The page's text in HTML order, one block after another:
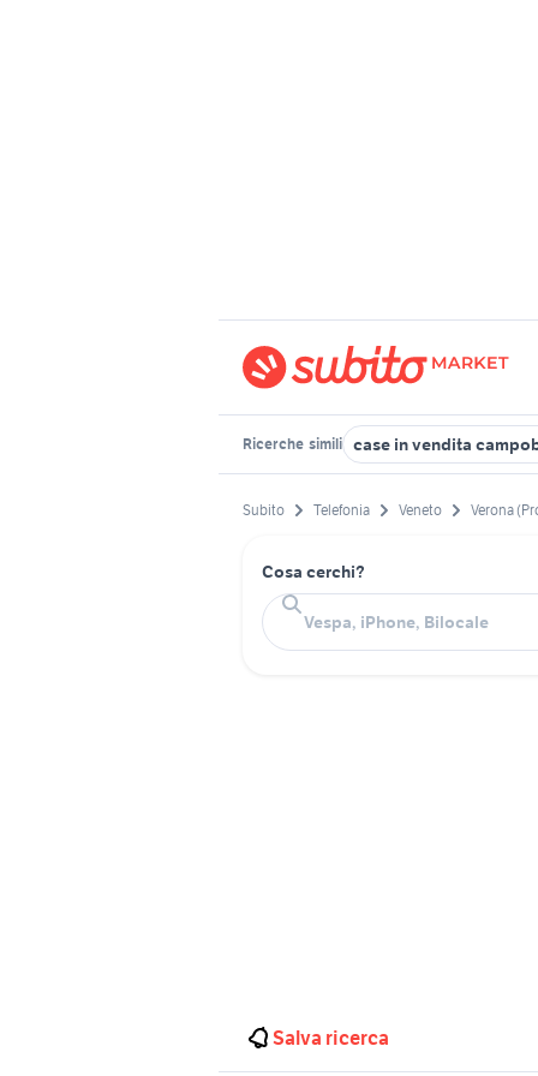
Ricerche simili case in vendita
Subito Telefonia Veneto Verona
Cosa cerchi?
Salva ricerca